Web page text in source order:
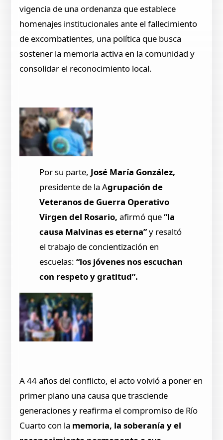
vigencia de una ordenanza que establece
homenajes institucionales ante el fallecimiento
de excombatientes, una política que busca
sostener la memoria activa en la comunidad y
consolidar el reconocimiento local.
Por su parte, José María González,
presidente de la Agrupación de
Veteranos de Guerra Operativo
Virgen del Rosario, afirmó que“la
causa Malvinas es eterna”y resaltó
el trabajo de concientización en
escuelas: “los jóvenes nos escuchan
con respeto y gratitud”.
A 44 años del conflicto, el acto volvió a poner en
primer plano una causa que trasciende
generaciones y reafirma el compromiso de Río
Cuarto con la memoria, la soberanía y el